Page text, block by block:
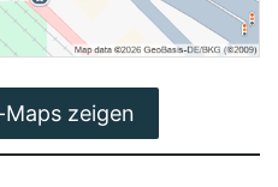
zeigen